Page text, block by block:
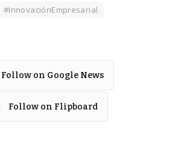
#InnovaciónEmpresarial
Follow on Google News
Follow on Flipboard